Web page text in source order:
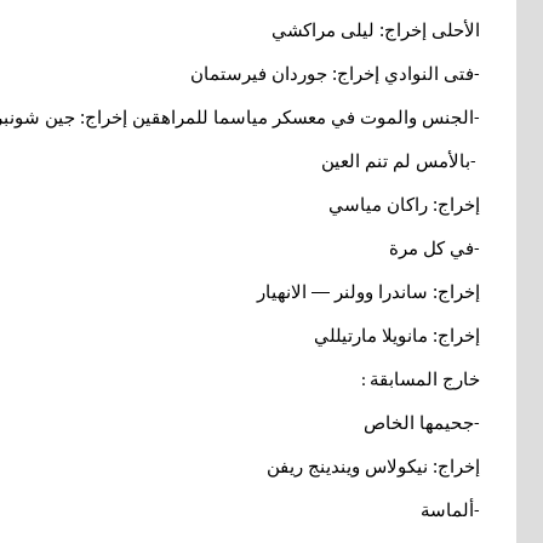
الأحلى إخراج: ليلى مراكشي
-فتى النوادي إخراج: جوردان فيرستمان
- الجنس والموت في معسكر مياسما للمراهقين إخراج: جين
-بالأمس لم تنم العين
إخراج: راكان مياسي
-في كل مرة
إخراج: ساندرا وولنر — الانهيار
إخراج: مانويلا مارتيللي
خارج المسابقة :
-جحيمها الخاص
إخراج: نيكولاس ويندينج ريفن
- ألماسة